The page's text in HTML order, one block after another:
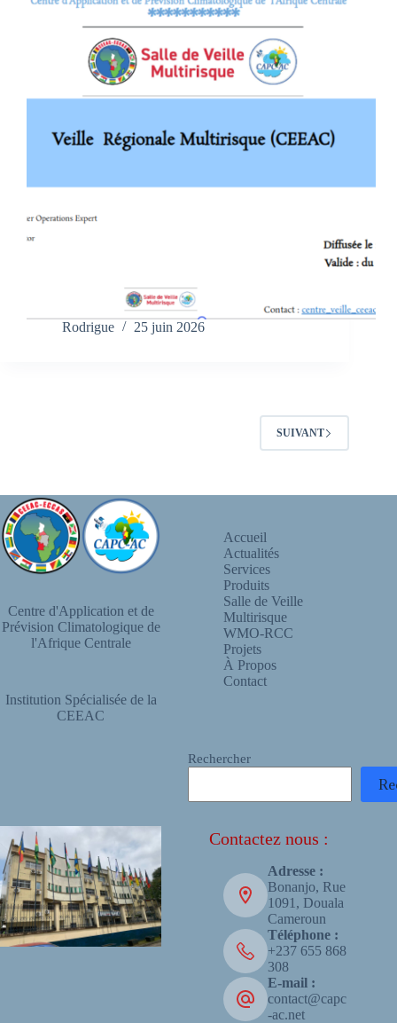
Rodrigue 25 juin 2026
SUIVANT
Centre d'Application et de
Prévision Climatologique de
l'Afrique Centrale
Institution Spécialisée de la
CEEAC
Accueil
Actualités
Services
Produits
Salle de Veille
Multirisque
WMO-RCC
Projets
À Propos
Contact
Rechercher
Contactez nous :
Adresse :
Bonanjo, Rue
1091, Douala
Cameroun
Téléphone :
+237 655 868
308
E-mail :
contact@capc
-ac.net